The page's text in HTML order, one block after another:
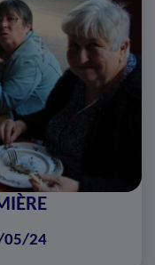
05/24